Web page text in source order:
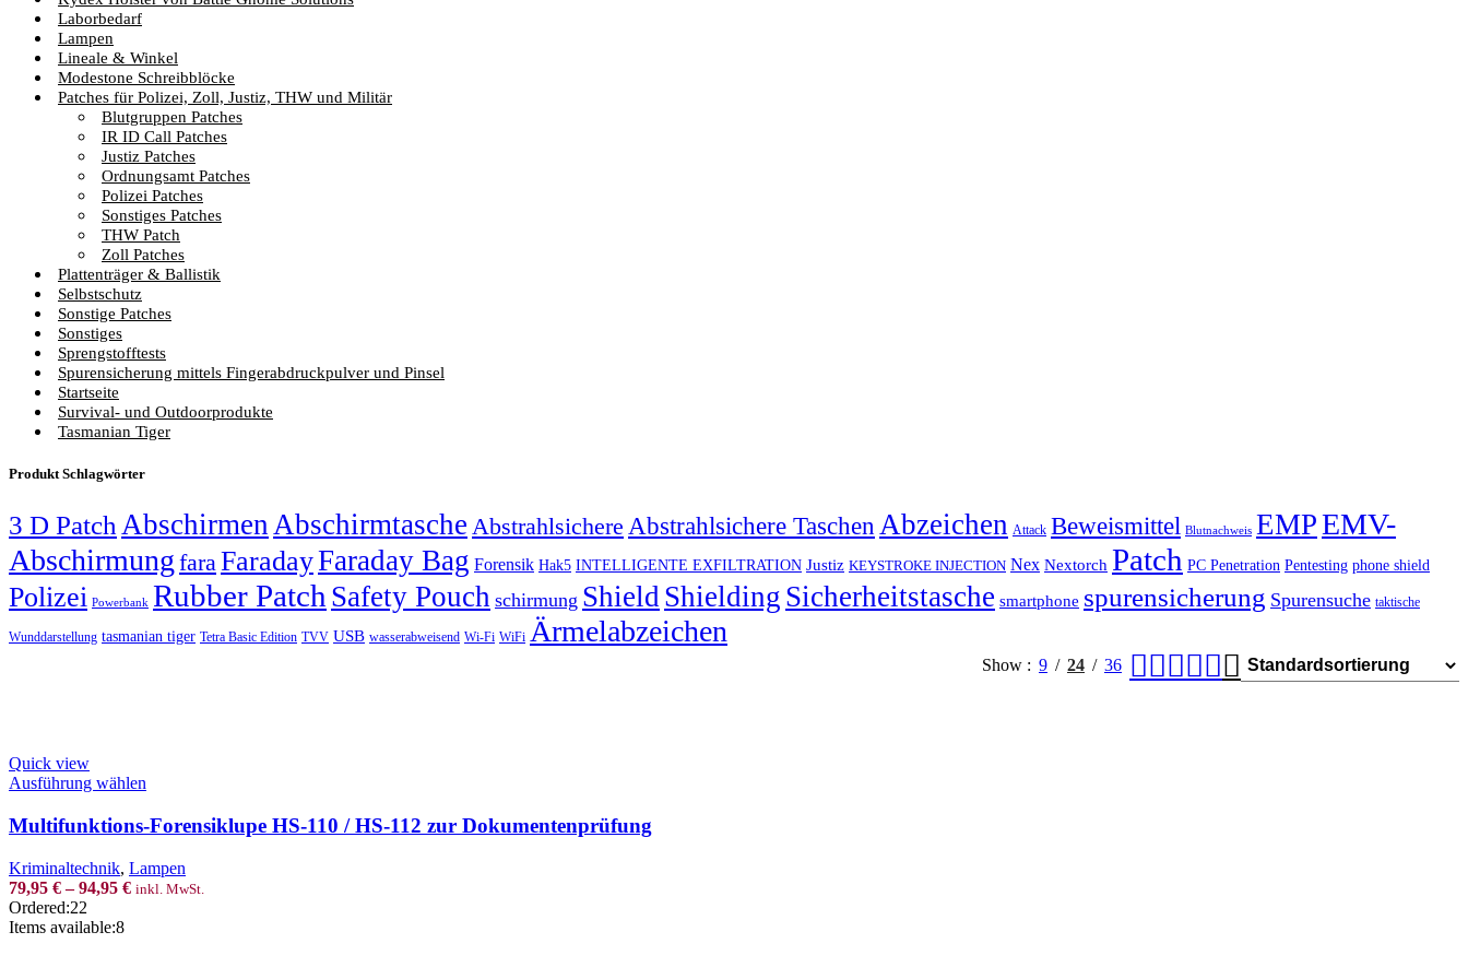
Laborbedarf
Lampen
Lineale & Winkel
Modestone Schreibblöcke
Patches für Polizei, Zoll, Justiz, THW und Militär
Blutgruppen Patches
IR ID Call Patches
Justiz Patches
Ordnungsamt Patches
Polizei Patches
Sonstiges Patches
THW Patch
Zoll Patches
Plattenträger & Ballistik
Selbstschutz
Sonstige Patches
Sonstiges
Sprengstofftests
Spurensicherung mittels Fingerabdruckpulver und Pinsel
Startseite
Survival- und Outdoorprodukte
Tasmanian Tiger
Produkt Schlagwörter
3 D Patch AbschirmenAbschirmtasche Abstrahlsichere Abstrahlsichere TaschenAbzeichen Attack Beweismittel Blutnachweis EMPEMV-
Abschirmung faraFaradayFaraday Bag Forensik Hak5 INTELLIGENTE EXFILTRATION Justiz KEYSTROKE INJECTION Nex Nextorch Patch PC Penetration Pentesting phone shield
Polizei Powerbank Rubber Patch Safety Pouch schirmung ShieldShielding Sicherheitstasche smartphone spurensicherung Spurensuche taktische
Wunddarstellung tasmanian tiger Tetra Basic Edition TVV USB wasserabweisend Wi-Fi WiFi Ärmelabzeichen
Show 9 24 36
Quick view
Ausführung wählen
has
multiple
The
options
Multifunktions-Forensiklupe HS-110 / HS-112 zur Dokumentenprüfung
Kriminaltechnik, Lampen
79,95 €–94,95 € inkl. MwSt.
Ordered:22
Items available:8